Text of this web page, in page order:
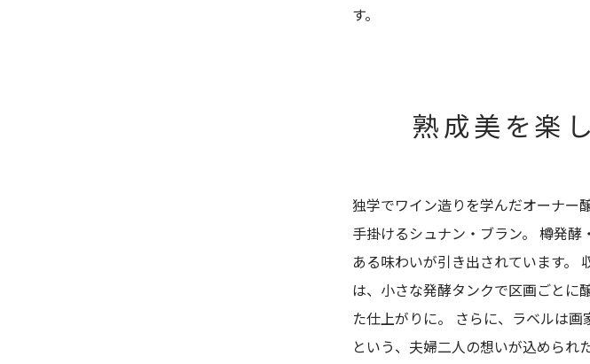
す。
熟成美を楽
独学でワイン造りを学んだオーナー
手掛けるシュナン・ブラン。 樽発
ある味わいが引き出されています。
は、小さな発酵タンクで区画ごとに
た仕上がりに。 さらに、ラベルは
という、夫婦二人の想いが込められ